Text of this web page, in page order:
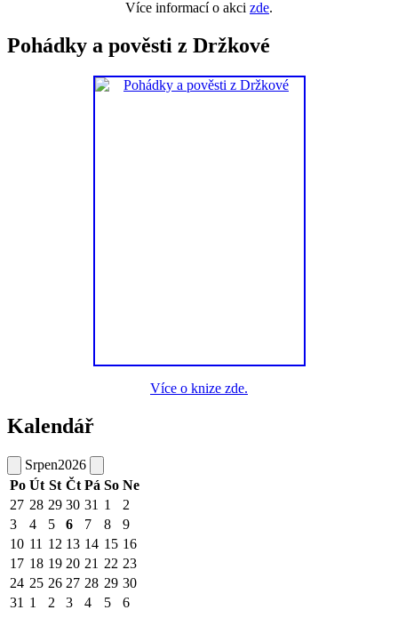
Více informací o akci zde.
Pohádky a pověsti z Držkové
Více o knize zde.
Kalendář
Srpen2026
Po Út St Čt Pá So Ne
27 28 29 30 31 1
2
3
4 5 6 7 8
9
10 11 12 13 14 15 16
17 18 19 20 21 22 23
24 25 26 27 28 29 30
31 1 2 3 4 5 6